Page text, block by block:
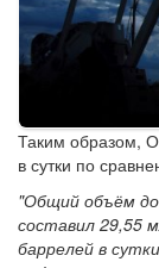
Таким образом,
в сутки по
"Общий объём
составил 29,55
баррелей в